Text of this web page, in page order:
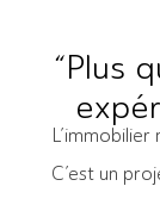
“Plus
C’est un